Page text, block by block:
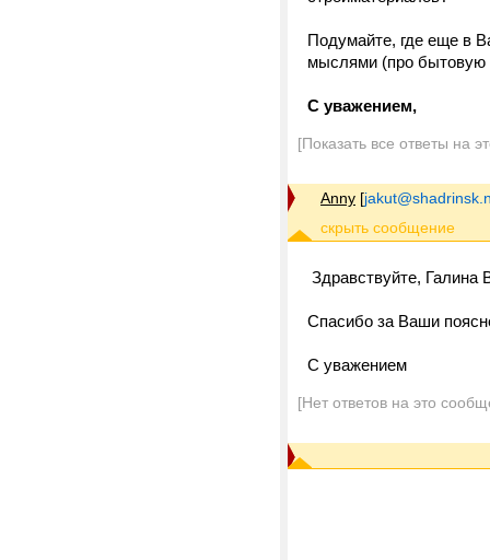
Подумайте, где еще в
мыслями (про бытовую
С уважением,
[Показать все ответы на
Anny [
Здравствуйте,
Спасибо за Ваши
С уважением
[Нет ответов на это